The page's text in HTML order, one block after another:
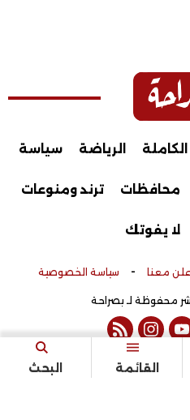
القائمة البحث
الرياضة سياسة
محافظات ترند ومنوعات
لا يفوتك
معنا - سياسة الخصوصية
youtube
instagram
rss feed